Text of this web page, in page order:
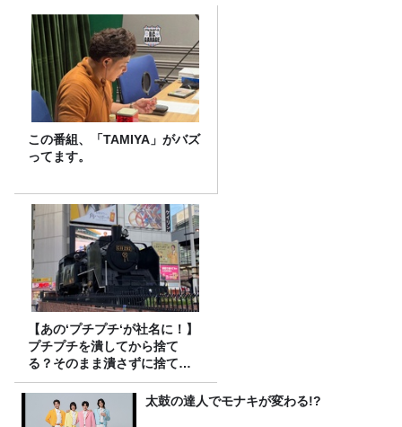
この番組、「TAMIYA」がバズ
ってます。
【あの‘プチプチ‘が社名に！】
プチプチを潰してから捨て
る？そのまま潰さずに捨て
る？
太鼓の達人でモナキが変わる!?